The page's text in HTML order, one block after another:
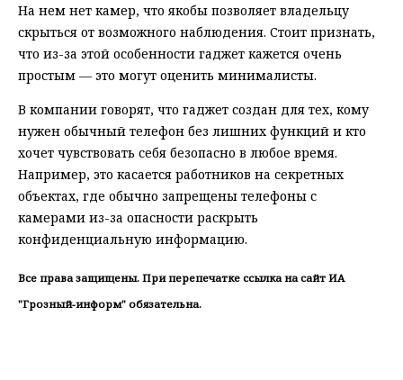
На нем нет камер, что якобы позволяет владельцу
скрыться от возможного наблюдения. Стоит признать,
что из-за этой особенности гаджет кажется очень
простым — это могут оценить минималисты.
В компании говорят, что гаджет создан для тех, кому
нужен обычный телефон без лишних функций и кто
хочет чувствовать себя безопасно в любое время.
Например, это касается работников на секретных
объектах, где обычно запрещены телефоны с
камерами из-за опасности раскрыть
конфиденциальную информацию.
Все права защищены. При перепечатке ссылка на сайт ИА
"Грозный-информ" обязательна.